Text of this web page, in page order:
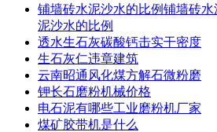
铺墙砖水泥沙水的比例铺墙砖
泥沙水的比例
透水生石灰碳酸钙击实干密度
生石灰仁违章建筑
云南昭通风化煤方解石微粉磨
钾长石磨粉机械价格
电石泥有哪些工业磨粉机厂家
煤矿胶带机是什么